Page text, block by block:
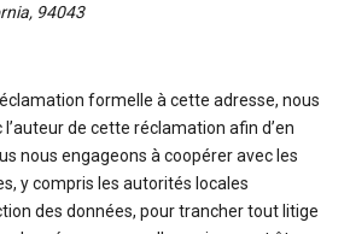
94043
formelle à cette adresse, nous
de cette réclamation afin d’en
nous engageons à coopérer avec les
y compris les autorités locales
des données, pour trancher tout litige